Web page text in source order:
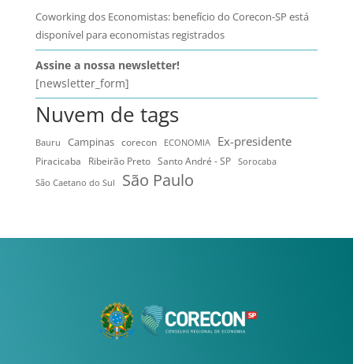
Coworking dos Economistas: benefício do Corecon-SP está
disponível para economistas registrados
Assine a nossa newsletter!
[newsletter_form]
Nuvem de tags
Bauru Campinas corecon ECONOMIA Ex-presidente
Piracicaba Ribeirão Preto Santo André - SP
Sorocaba
São Caetano do Sul
São Paulo